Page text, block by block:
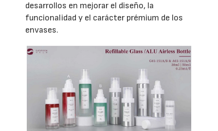
desarrollos en mejorar el diseño, la
funcionalidad y el carácter prémium de los
envases.